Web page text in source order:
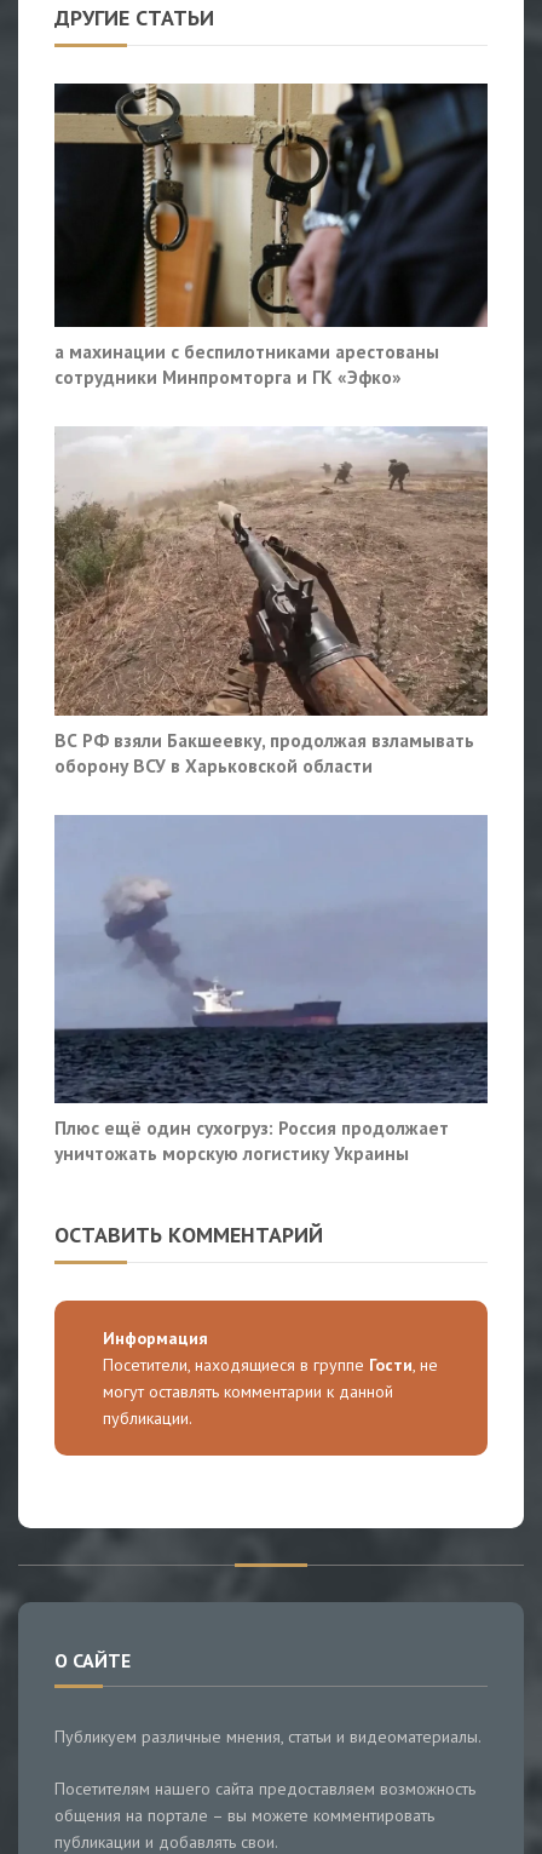
ДРУГИЕ СТАТЬИ
а махинации с беспилотниками арестованы
сотрудники Минпромторга и ГК «Эфко»
ВС РФ взяли Бакшеевку, продолжая взламывать
оборону ВСУ в Харьковской области
Плюс ещё один сухогруз: Россия продолжает
уничтожать морскую логистику Украины
ОСТАВИТЬ КОММЕНТАРИЙ
Информация
Посетители, находящиеся в группе Гости, не
могут оставлять комментарии к данной
публикации.
О САЙТЕ
Публикуем различные мнения, статьи и видеоматериалы.
Посетителям нашего сайта предоставляем возможность
общения на портале – вы можете комментировать
публикации и добавлять свои.